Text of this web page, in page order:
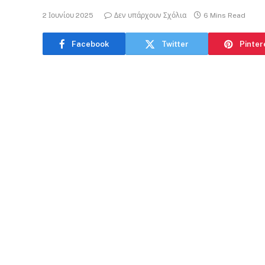
2 Ιουνίου 2025 Δεν υπάρχουν Σχόλια 6 Mins Read
Facebook Twitter